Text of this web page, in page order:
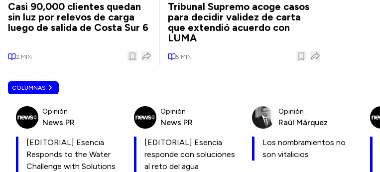
Casi 90,000 clientes quedan
sin luz por relevos de carga
luego de salida de Costa Sur 6
2 MIN
Tribunal Supremo acoge casos
para decidir validez de carta
que extendió acuerdo con
LUMA
5 MIN
COLUMNAS
Opinión
News PR
[EDITORIAL] Esencia
Responds to the Water
Challenge with Solutions
Opinión
News PR
[EDITORIAL] Esencia
responde con soluciones
al reto del agua
Opinión
Raúl Márquez
Los nombramientos no
son vitalicios